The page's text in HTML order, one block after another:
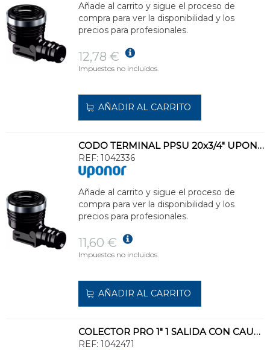
Añade al carrito y sigue el proceso de
compra para ver la disponibilidad y los
precios para profesionales.
12,78 €
Impuestos no incluidos.
AÑADIR AL CARRITO
CODO TERMINAL PPSU 20x3/4" UPONOR Q&E
REF: 1042336
Añade al carrito y sigue el proceso de
compra para ver la disponibilidad y los
precios para profesionales.
11,60 €
Impuestos no incluidos.
AÑADIR AL CARRITO
COLECTOR PRO 1" 1 SALIDA CON CAUDALÍMETRO UPONOR VARIO PLUS
REF: 1042471